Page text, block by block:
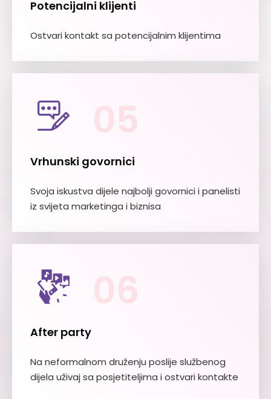
Potencijalni klijenti
Ostvari kontakt sa potencijalnim klijentima
Vrhunski govornici
Svoja iskustva dijele najbolji govornici i panelisti
iz svijeta marketinga i biznisa
05
After party
Na neformalnom druženju poslije službenog
dijela uživaj sa posjetiteljima i ostvari kontakte
06